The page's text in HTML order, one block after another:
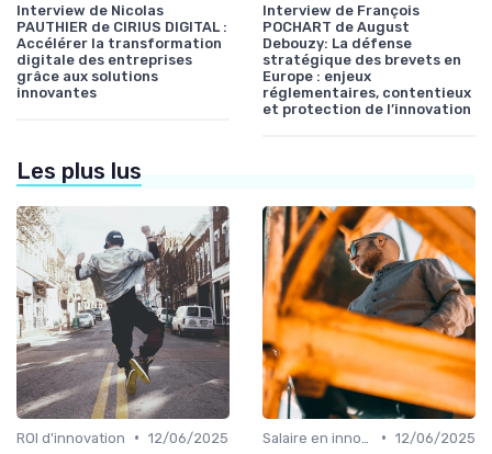
Interview de Nicolas
PAUTHIER de CIRIUS DIGITAL :
Accélérer la transformation
digitale des entreprises
grâce aux solutions
innovantes
Interview de François
POCHART de August
Debouzy: La défense
stratégique des brevets en
Europe : enjeux
réglementaires, contentieux
et protection de l’innovation
Les plus lus
ROI d'innovation • 12/06/2025
• 12/06/2025